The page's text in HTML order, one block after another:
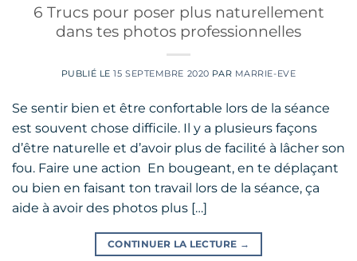
6 Trucs pour poser plus naturellement
dans tes photos professionnelles
PUBLIÉ LE15 SEPTEMBRE 2020 PAR MARRIE-EVE
Se sentir bien et être confortable lors de la séance
est souvent chose difficile. Il y a plusieurs façons
d’être naturelle et d’avoir plus de facilité à lâcher son
fou. Faire une action En bougeant, en te déplaçant
ou bien en faisant ton travail lors de la séance, ça
aide à avoir des photos plus […]
CONTINUER LA LECTURE →